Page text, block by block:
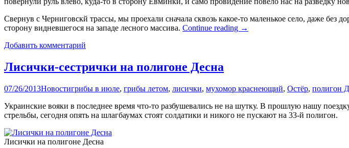
Свернув с Черниговскй трассы, мы проехали сначала сквозь какое-то маленькое село, даже
сторону видневшегося на западе лесного массива. Continue reading →
Добавить комментарий
Лисички-сестрички на полигоне Десна
07/26/2013Новостигрибы в июле, грибы летом, лисички, мухомор краснеющий, Остёр, полигон
Украинские вояки в последнее время что-то разбушевались не на шутку. В прошлую нашу
стрельбы, сегодня опять на шлагбаумах стоят солдатики и никого не пускают на 33-й полигон.
Лисички на полигоне Десна